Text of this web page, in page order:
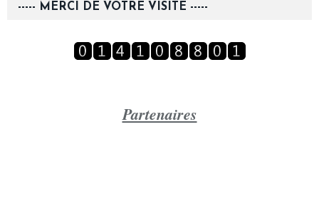
----- MERCI DE VOTRE VISITE -----
Partenaires